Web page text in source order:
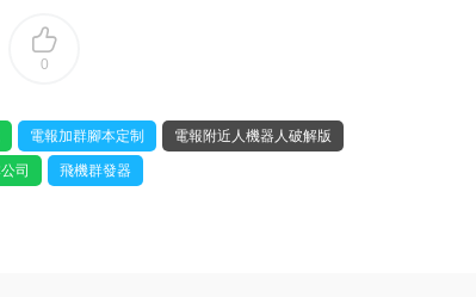
0
電報加群腳本定制
電報附近人機器人破解版
司 飛機群發器